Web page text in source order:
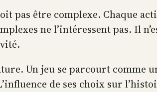
pas être complexe. Chaque
ne l’intéressent pas. Il
Un jeu se parcourt comme
de ses choix sur